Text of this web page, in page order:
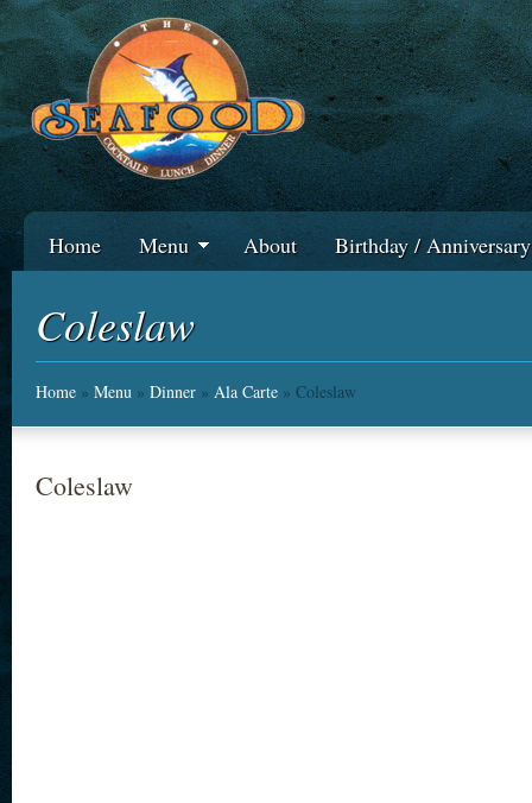
Home Menu About Birthday /
Coleslaw
Home » Menu » Dinner » Ala Carte » Coleslaw
Coleslaw